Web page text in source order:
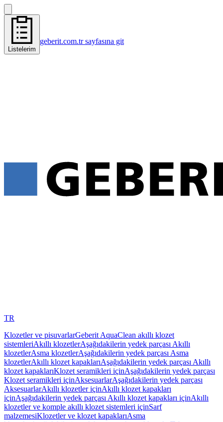
Listelerim
geberit.com.tr sayfasına git
TR
Klozetler ve pisuvarlarGeberit AquaClean akıllı klozet
sistemleriAkıllı klozetlerAşağıdakilerin yedek parçası Akıllı
klozetlerAsma klozetlerAşağıdakilerin yedek parçası Asma
klozetlerAkıllı klozet kapaklarıAşağıdakilerin yedek parçası Akıllı
klozet kapaklarıKlozet seramikleri içinAşağıdakilerin yedek parçası
Klozet seramikleri içinAksesuarlarAşağıdakilerin yedek parçası
AksesuarlarAkıllı klozetler içinAkıllı klozet kapakları
içinAşağıdakilerin yedek parçası Akıllı klozet kapakları içinAkıllı
klozetler ve komple akıllı klozet sistemleri içinSarf
malzemesiKlozetler ve klozet kapaklarıAsma